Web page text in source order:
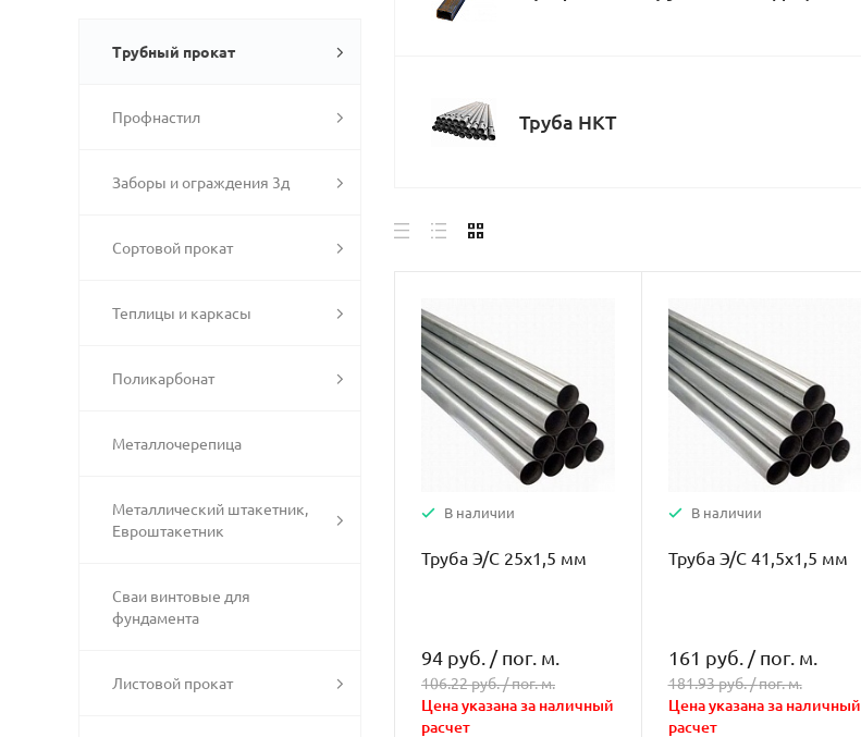
Трубный прокат
Профнастил
Заборы и ограждения 3д
Сортовой прокат
Теплицы и каркасы
Поликарбонат
Металлочерепица
Металлический штакетник,
Евроштакетник
Сваи винтовые для
фундамента
Листовой прокат
Труба НКТ
В наличии
Труба Э/С 25х1,5 мм
94 руб. / пог. м.
106.22 руб. /пог. м.
Цена указана за наличный
расчет
В наличии
Труба Э/С 41,5х1,5 мм
161 руб. / пог. м.
181.93 руб. /пог. м.
Цена указана за наличный
расчет